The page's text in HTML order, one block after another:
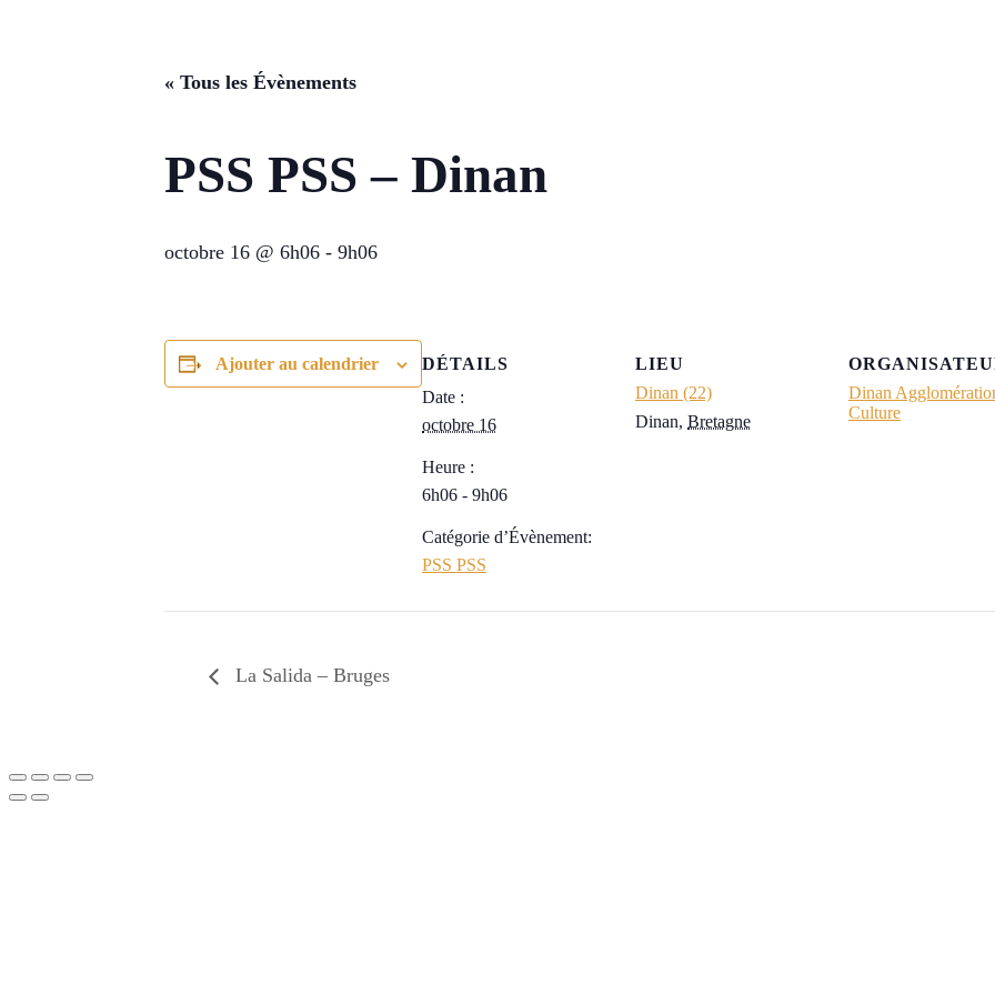
« Tous les Évènements
PSS PSS – Dinan
octobre 16 @ 6h06 - 9h06
Ajouter au calendrier
DÉTAILS
Date :
octobre 16
Heure :
6h06 - 9h06
Catégorie d’Évènement:
PSS PSS
LIEU
Dinan (22)
Dinan, Bretagne
Dinan
Culture
La Salida – Bruges